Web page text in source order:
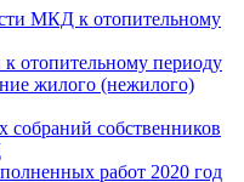
МКД к отопительному
отопительному периоду
жилого (нежилого)
собственников
работ 2020 год